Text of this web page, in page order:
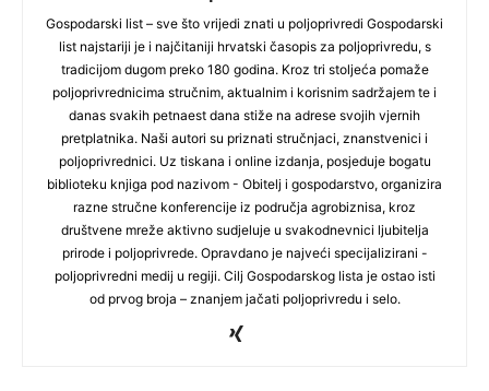
Gospodarski list – sve što vrijedi znati u poljoprivredi Gospodarski
list najstariji je i najčitaniji hrvatski časopis za poljoprivredu, s
tradicijom dugom preko 180 godina. Kroz tri stoljeća pomaže
poljoprivrednicima stručnim, aktualnim i korisnim sadržajem te i
danas svakih petnaest dana stiže na adrese svojih vjernih
pretplatnika. Naši autori su priznati stručnjaci, znanstvenici i
poljoprivrednici. Uz tiskana i online izdanja, posjeduje bogatu
biblioteku knjiga pod nazivom - Obitelj i gospodarstvo, organizira
razne stručne konferencije iz područja agrobiznisa, kroz
društvene mreže aktivno sudjeluje u svakodnevnici ljubitelja
prirode i poljoprivrede. Opravdano je najveći specijalizirani -
poljoprivredni medij u regiji. Cilj Gospodarskog lista je ostao isti
od prvog broja – znanjem jačati poljoprivredu i selo.